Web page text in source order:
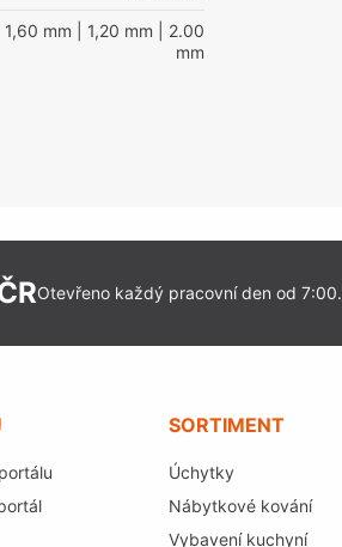
| 1,60 mm | 1,20 mm | 2.00
mm
Otevřeno každý pracovní den od 7:00.
SORTIMENT
Úchytky
Nábytkové kování
Vybavení kuchyní